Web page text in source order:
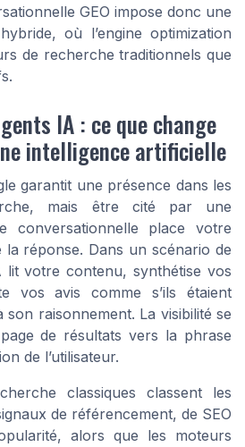
GEO impose donc une
où l’engine optimization
de recherche traditionnels que
IA : ce que change
intelligence artificielle
garantit une présence dans les
mais être cité par une
conversationnelle place votre
réponse. Dans un scénario de
lit votre contenu, synthétise vos
vos avis comme s’ils étaient
son raisonnement. La visibilité se
de résultats vers la phrase
de l’utilisateur.
classiques classent les
de référencement, de SEO
alors que les moteurs